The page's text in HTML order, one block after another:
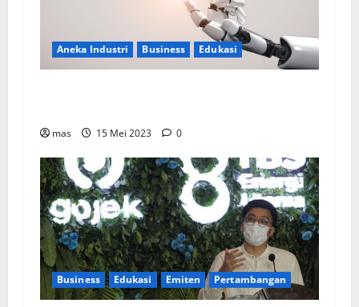
Aneka Industri Business Edukasi
mas 15 Mei 2023 0
Business Edukasi Emiten Pertambangan